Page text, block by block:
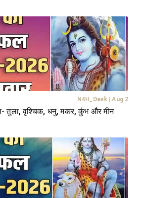
N4H_Desk | Aug 2
तुला, वृश्चिक, धनु, मकर, कुंभ और मीन